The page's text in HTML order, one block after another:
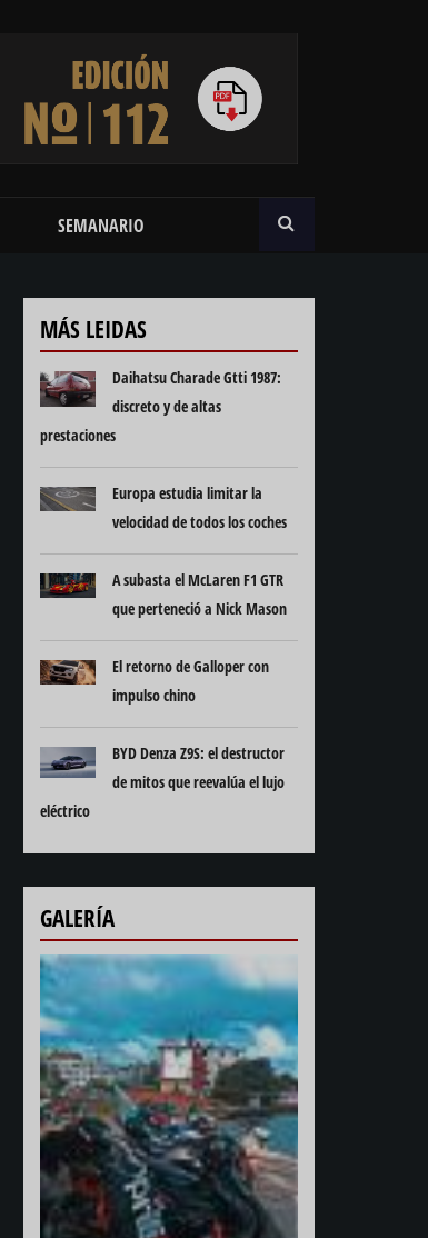
SEMANARIO
MÁS LEIDAS
Daihatsu Charade Gtti 1987:
discreto y de altas
prestaciones
Europa estudia limitar la
velocidad de todos los coches
A subasta el McLaren F1 GTR
que perteneció a Nick Mason
El retorno de Galloper con
impulso chino
BYD Denza Z9S: el destructor
de mitos que reevalúa el lujo
eléctrico
GALERÍA